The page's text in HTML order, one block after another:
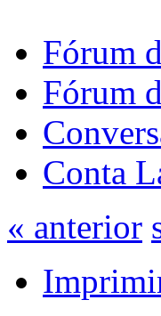
Fórum
Fórum
Conta
« anterior